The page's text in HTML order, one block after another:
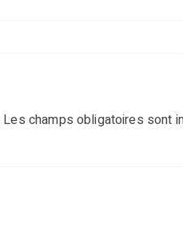
Les champs obligatoires sont